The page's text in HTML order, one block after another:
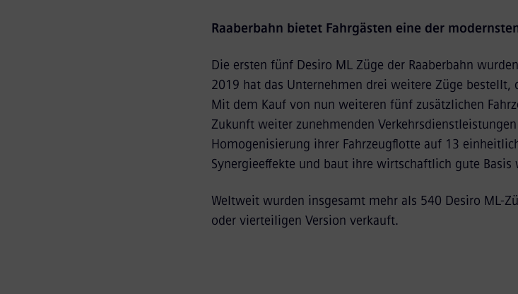
Raaberbahn bietet Fahrgästen eine der
Die ersten fünf Desiro ML Züge der Raaberbahn
2019 hat das Unternehmen drei weitere Züge
Mit dem Kauf von nun weiteren fünf zusätzlichen
Zukunft weiter zunehmenden
Homogenisierung ihrer Fahrzeugflotte auf 13
Synergieeffekte und baut ihre wirtschaftlich gute Basis
Weltweit wurden insgesamt mehr als 540 Desiro ML-
oder vierteiligen Version verkauft.